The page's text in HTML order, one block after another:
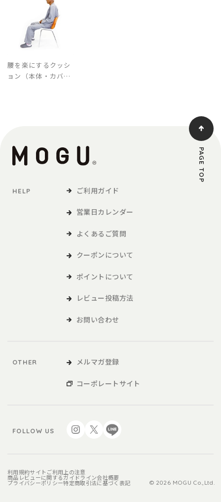
腰を楽にするクッシ
ョン（本体・カバー
HELP ご利用ガイド
営業日カレンダー
よくあるご質問
クーポンについて
ポイントについて
レビュー投稿方法
お問い合わせ
OTHER メルマガ登録
コーポレートサイト
FOLLOW US
利用規約サイトご利用上の注意
商品レビューに関するガイドライン会社概要
プライバシーポリシー特定商取引法に基づく表記 © 2026 MOGU Co.,Ltd.
PAGE TOP